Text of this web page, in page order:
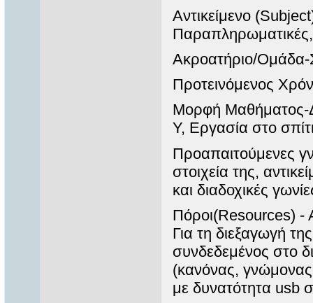
Αντικείμενο
Ακροατήριο/Ομάδα-
Προτεινόμενος
Μορφή Μαθήματος-
Υ, Εργασία στο
Προαπαιτούμενες
στοιχεία της,
και διαδοχικές
Πόροι(Resources) -
Για τη διεξαγωγή
συνδεδεμένος στο
(κανόνας,
με δυνατότητα usb